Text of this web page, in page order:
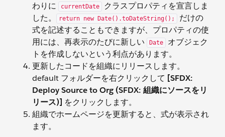
わりに
currentDate
クラスプロパティを宣言しま
した。
return new Date().toDateString();
だけの
式を記述することもできますが、プロパティの使
用には、再表示のたびに新しい
Date
オブジェク
トを作成しないという利点があります。
更新したコードを組織にリリースします。
default フォルダーを右クリックして [SFDX:
Deploy Source to Org (SFDX: 組織にソースをリ
リース)] をクリックします。
組織でホームページを更新すると、式が表示され
ます。